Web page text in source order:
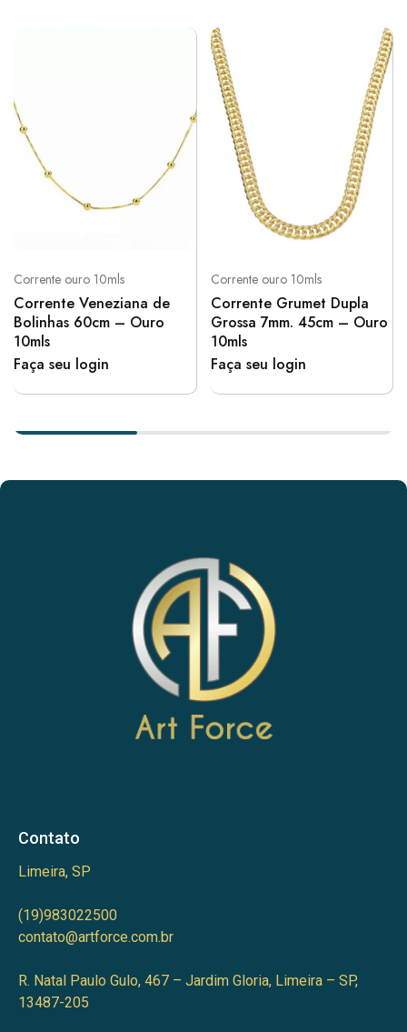
Corrente ouro 10mls
Corrente Veneziana de
Bolinhas 60cm – Ouro
10mls
Faça seu login
Corrente ouro 10mls
Corrente Grumet Dupla
Grossa 7mm. 45cm – Ouro
10mls
Faça seu login
Contato
Limeira, SP
(19)983022500
contato@artforce.com.br
R. Natal Paulo Gulo, 467 – Jardim Gloria, Limeira – SP,
13487-205